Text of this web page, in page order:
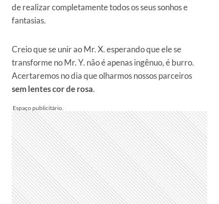
de realizar completamente todos os seus sonhos e
fantasias.
Creio que se unir ao Mr. X. esperando que ele se
transforme no Mr. Y. não é apenas ingênuo, é burro.
Acertaremos no dia que olharmos nossos parceiros
sem lentes cor de rosa.